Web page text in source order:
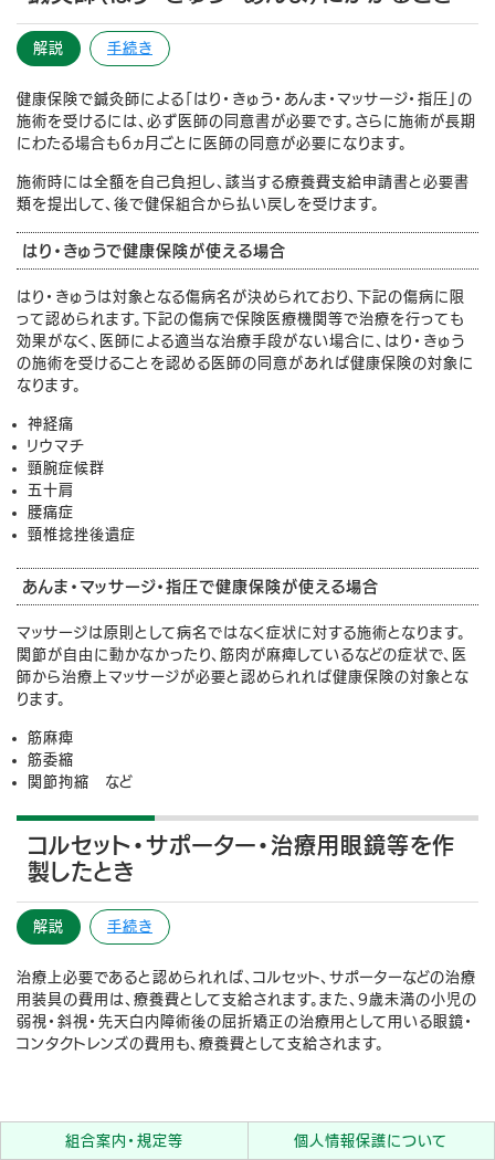
解説 手続き
健康保険で鍼灸師による「はり・きゅう・あんま・マッサージ・指圧」の
施術を受けるには、必ず医師の同意書が必要です。さらに施術が長期
にわたる場合も６ヵ月ごとに医師の同意が必要になります。
施術時には全額を自己負担し、該当する療養費支給申請書と必要書
類を提出して、後で健保組合から払い戻しを受けます。
はり・きゅうで健康保険が使える場合
はり・きゅうは対象となる傷病名が決められており、下記の傷病に限
って認められます。下記の傷病で保険医療機関等で治療を行っても
効果がなく、医師による適当な治療手段がない場合に、はり・きゅう
の施術を受けることを認める医師の同意があれば健康保険の対象に
なります。
神経痛
リウマチ
頸腕症候群
五十肩
腰痛症
頸椎捻挫後遺症
あんま・マッサージ・指圧で健康保険が使える場合
マッサージは原則として病名ではなく症状に対する施術となります。
関節が自由に動かなかったり、筋肉が麻痺しているなどの症状で、医
師から治療上マッサージが必要と認められれば健康保険の対象とな
ります。
筋麻痺
筋委縮
関節拘縮 など
コルセット・サポーター・治療用眼鏡等を作
製したとき
解説 手続き
治療上必要であると認められれば、コルセット、サポーターなどの治療
用装具の費用は、療養費として支給されます。また、9歳未満の小児の
弱視・斜視・先天白内障術後の屈折矯正の治療用として用いる眼鏡・
コンタクトレンズの費用も、療養費として支給されます。
組合案内・規定等 個人情報保護について